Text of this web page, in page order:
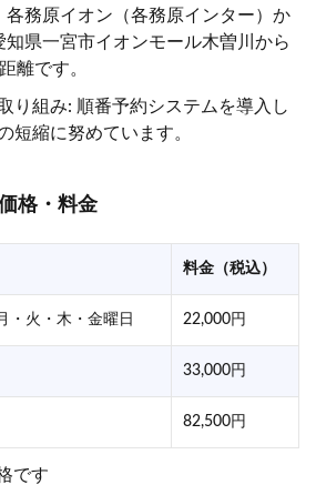
各務原イオン（各務原インター）か
知県一宮市イオンモール木曽川から
離です。
り組み: 順番予約システムを導入し
短縮に努めています。
格・料金
料金（税込）
・火・木・金曜日 22,000円
33,000円
82,500円
です